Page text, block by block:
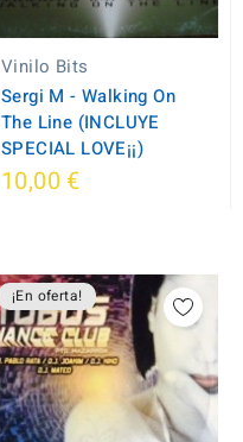
Vinilo Bits
Sergi M - Walking On
The Line (INCLUYE
SPECIAL LOVE¡¡)
10,00 €
¡En oferta!